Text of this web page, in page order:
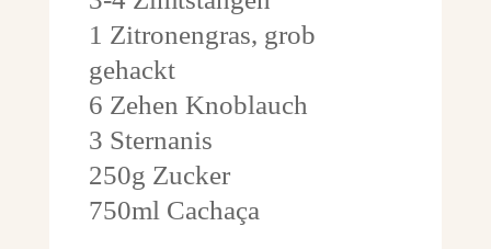
1 Zitronengras, grob
gehackt
6 Zehen Knoblauch
3 Sternanis
250g Zucker
750ml Cachaça